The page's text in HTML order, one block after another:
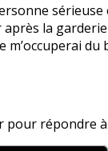
la
m’occuperai
répondre